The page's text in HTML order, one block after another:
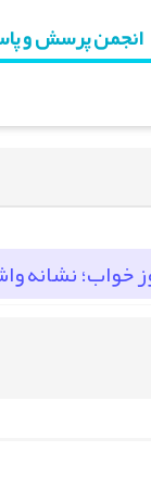
انجمن پرسش و
خواب؛ نشانه